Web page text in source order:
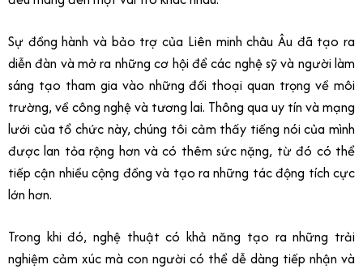
Sự đồng hành và bảo trợ của Liên minh châu Âu đã tạo ra
diễn đàn và mở ra những cơ hội để các nghệ sỹ và người làm
sáng tạo tham gia vào những đối thoại quan trọng về môi
trường, về công nghệ và tương lai. Thông qua uy tín và mạng
lưới của tổ chức này, chúng tôi cảm thấy tiếng nói của mình
được lan tỏa rộng hơn và có thêm sức nặng, từ đó có thể
tiếp cận nhiều cộng đồng và tạo ra những tác động tích cực
lớn hơn.
Trong khi đó, nghệ thuật có khả năng tạo ra những trải
nghiệm cảm xúc mà con người có thể dễ dàng tiếp nhận và